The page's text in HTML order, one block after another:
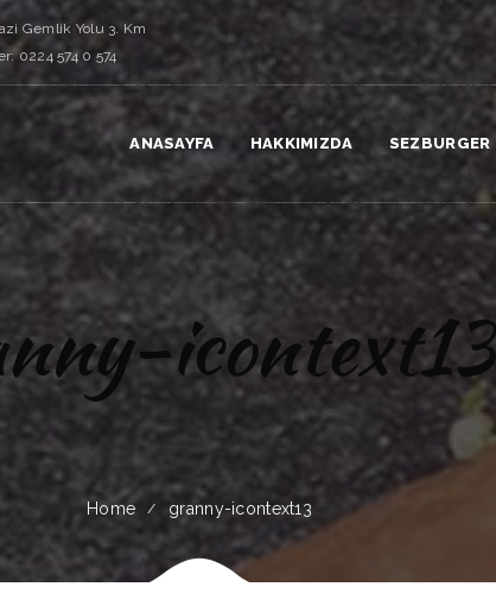
Gemlik Yolu 3. Km
0224 574 0 574
ANASAYFA HAKKIMIZDA SEZBURGER
icontext13
Home granny-icontext13